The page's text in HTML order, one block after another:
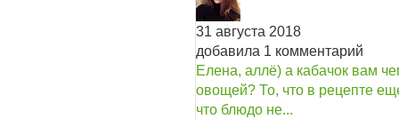
31 августа 2018
добавила 1 комментарий
Елена, аллё) а кабачок вам
овощей? То, что в рецепте
что блюдо не...